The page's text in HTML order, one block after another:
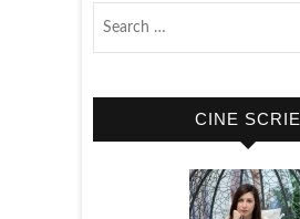
CINE SCRIE